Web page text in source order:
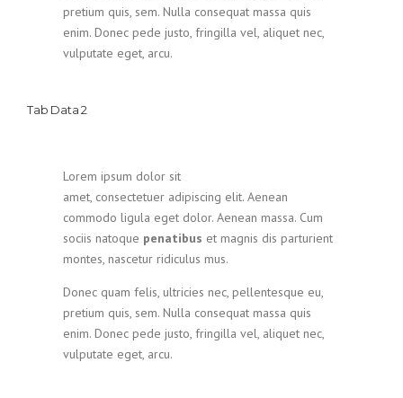
pretium quis, sem. Nulla consequat massa quis
enim. Donec pede justo, fringilla vel, aliquet nec,
vulputate eget, arcu.
Tab Data 2
Lorem ipsum dolor sit
amet, consectetuer adipiscing elit. Aenean
commodo ligula eget dolor. Aenean massa. Cum
sociis natoque penatibus et magnis dis parturient
montes, nascetur ridiculus mus.
Donec quam felis, ultricies nec, pellentesque eu,
pretium quis, sem. Nulla consequat massa quis
enim. Donec pede justo, fringilla vel, aliquet nec,
vulputate eget, arcu.